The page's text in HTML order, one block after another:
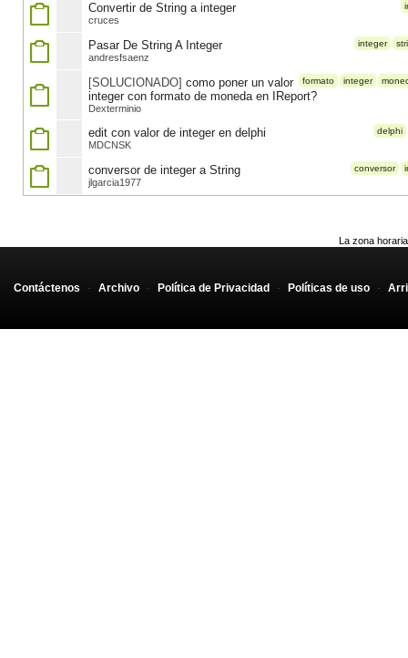
Convertir de String a integer
cruces
integer
Pasar De String A Integer
andresfsaenz
formato integer
[SOLUCIONADO] como poner un valor
integer con formato de moneda en IReport?
Dexterminio
delphi
edit con valor de integer en delphi
MDCNSK
conversor
conversor de integer a String
jlgarcia1977
La zona
Contáctenos - Archivo - Política de Privacidad - Políticas de uso -